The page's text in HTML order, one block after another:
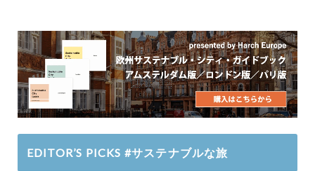
EDITOR’S PICKS #サステナブルな旅